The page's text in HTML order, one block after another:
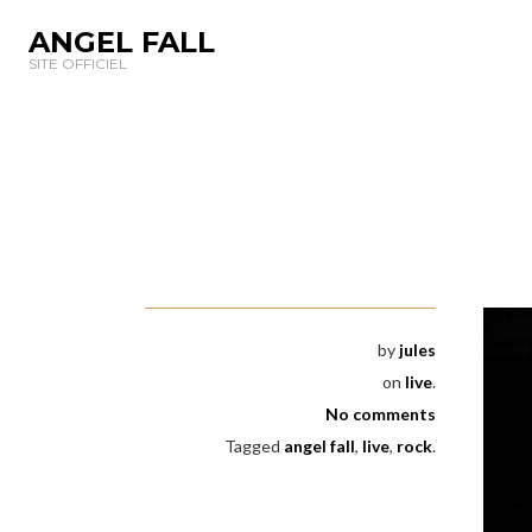
ANGEL FALL
SITE OFFICIEL
by jules
on live.
No comments
Tagged angel fall, live, rock.